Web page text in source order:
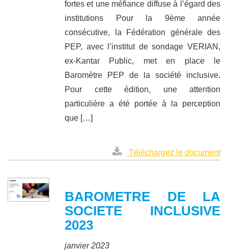
fortes et une méfiance diffuse à l’égard des
institutions Pour la 9ème année
consécutive, la Fédération générale des
PEP, avec l’institut de sondage VERIAN,
ex-Kantar Public, met en place le
Baromètre PEP de la société inclusive.
Pour cette édition, une attention
particulière a été portée à la perception
que […]
Téléchargez le document
BAROMETRE DE LA
SOCIETE INCLUSIVE
2023
janvier 2023